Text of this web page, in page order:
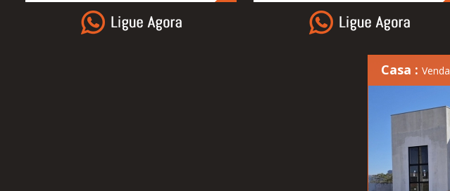
Casa : Venda